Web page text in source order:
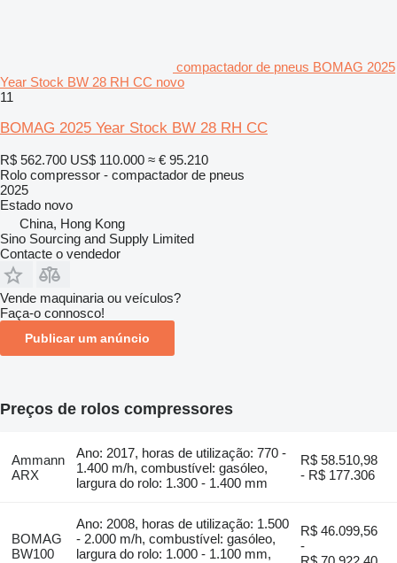
compactador de pneus BOMAG 2025
Year Stock BW 28 RH CC novo
11
BOMAG 2025 Year Stock BW 28 RH CC
R$ 562.700 US$ 110.000 ≈ € 95.210
Rolo compressor - compactador de pneus
2025
Estado novo
China, Hong Kong
Sino Sourcing and Supply Limited
Contacte o vendedor
Vende maquinaria ou veículos?
Faça-o connosco!
Publicar um anúncio
Preços de rolos compressores
Ammann
ARX
Ano: 2017, horas de utilização: 770 -
1.400 m/h, combustível: gasóleo,
largura do rolo: 1.300 - 1.400 mm
R$ 58.510,98
- R$ 177.306
BOMAG
BW100
Ano: 2008, horas de utilização: 1.500
- 2.000 m/h, combustível: gasóleo,
largura do rolo: 1.000 - 1.100 mm,
R$ 46.099,56
-